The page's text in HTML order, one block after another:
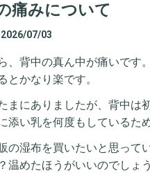
痛みについて
2026/07/03
、背中の真ん中が痛いです
とかなり楽です。
まにありましたが、背中は
添い乳を何度もしているた
の湿布を買いたいと思って
温めたほうがいいのでしょ